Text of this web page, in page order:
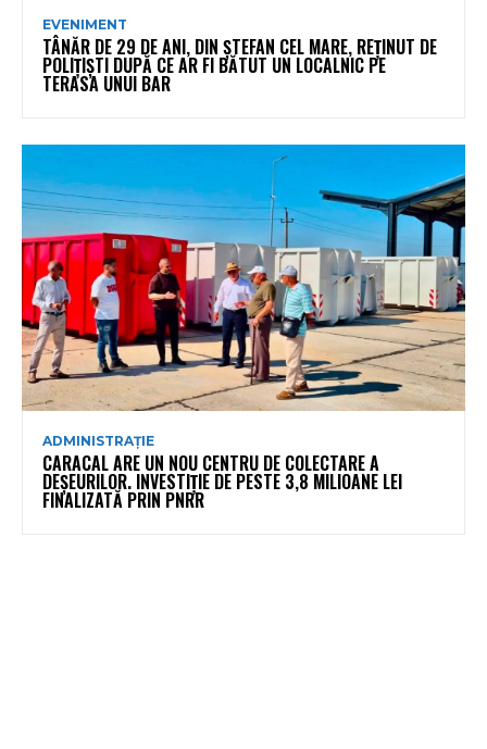
EVENIMENT
TÂNĂR DE 29 DE ANI, DIN ȘTEFAN CEL MARE, REȚINUT DE
POLIȚIȘTI DUPĂ CE AR FI BĂTUT UN LOCALNIC PE
TERASA UNUI BAR
ADMINISTRAȚIE
CARACAL ARE UN NOU CENTRU DE COLECTARE A
DEȘEURILOR. INVESTIȚIE DE PESTE 3,8 MILIOANE LEI
FINALIZATĂ PRIN PNRR